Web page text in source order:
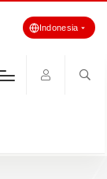
Indonesia